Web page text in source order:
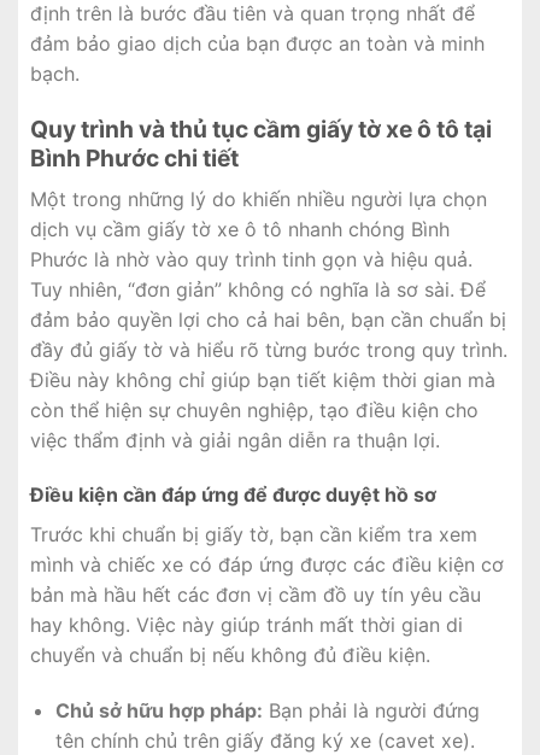
định trên là bước đầu tiên và quan trọng nhất để
đảm bảo giao dịch của bạn được an toàn và minh
bạch.
Quy trình và thủ tục cầm giấy tờ xe ô tô tại
Bình Phước chi tiết
Một trong những lý do khiến nhiều người lựa chọn
dịch vụ cầm giấy tờ xe ô tô nhanh chóng Bình
Phước là nhờ vào quy trình tinh gọn và hiệu quả.
Tuy nhiên, “đơn giản” không có nghĩa là sơ sài. Để
đảm bảo quyền lợi cho cả hai bên, bạn cần chuẩn bị
đầy đủ giấy tờ và hiểu rõ từng bước trong quy trình.
Điều này không chỉ giúp bạn tiết kiệm thời gian mà
còn thể hiện sự chuyên nghiệp, tạo điều kiện cho
việc thẩm định và giải ngân diễn ra thuận lợi.
Điều kiện cần đáp ứng để được duyệt hồ sơ
Trước khi chuẩn bị giấy tờ, bạn cần kiểm tra xem
mình và chiếc xe có đáp ứng được các điều kiện cơ
bản mà hầu hết các đơn vị cầm đồ uy tín yêu cầu
hay không. Việc này giúp tránh mất thời gian di
chuyển và chuẩn bị nếu không đủ điều kiện.
Chủ sở hữu hợp pháp: Bạn phải là người đứng
tên chính chủ trên giấy đăng ký xe (cavet xe).